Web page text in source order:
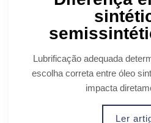
Lubrificação adequada
escolha correta entre óleo
impacta
Ler